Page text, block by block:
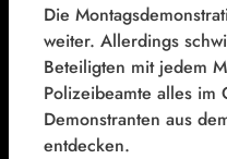
Die
weiter. Allerdings
Beteiligten mit jedem
Polizeibeamte alles im
Demonstranten aus
entdecken.